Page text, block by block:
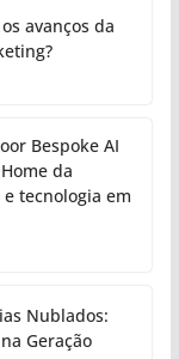
avanços da
Bespoke AI
da
tecnologia em
Nublados:
Geração